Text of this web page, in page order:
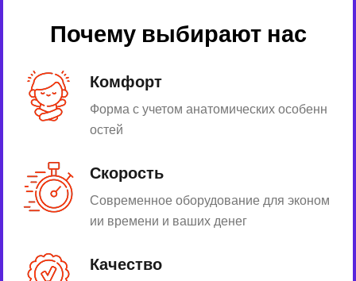
Почему выбирают нас
Комфорт
Форма с учетом анатомических особенн
остей
Скорость
Современное оборудование для эконом
ии времени и ваших денег
Качество